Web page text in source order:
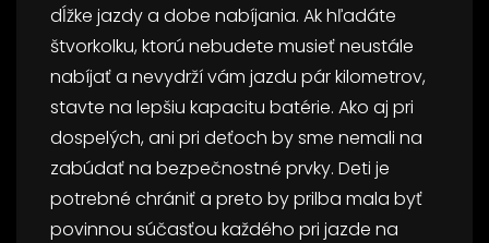
dĺžke jazdy a dobe nabíjania. Ak hľadáte
štvorkolku, ktorú nebudete musieť neustále
nabíjať a nevydrží vám jazdu pár kilometrov,
stavte na lepšiu kapacitu batérie. Ako aj pri
dospelých, ani pri deťoch by sme nemali na
zabúdať na bezpečnostné prvky. Deti je
potrebné chrániť a preto by prilba mala byť
povinnou súčasťou každého pri jazde na